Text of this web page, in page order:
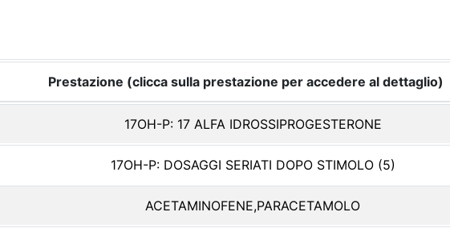
Prestazione (clicca sulla prestazione per accedere al dettaglio)
17OH-P: 17 ALFA IDROSSIPROGESTERONE
17OH-P: DOSAGGI SERIATI DOPO STIMOLO (5)
ACETAMINOFENE,PARACETAMOLO